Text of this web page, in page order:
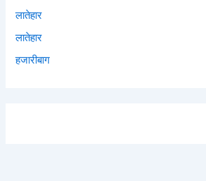
लातेहार
लातेहार
हजारीबाग